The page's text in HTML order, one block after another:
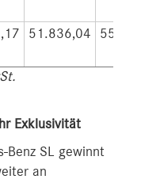
51.836,04
Exklusivität
Benz SL gewinnt
an